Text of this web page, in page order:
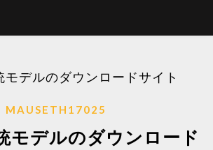
デルのダウンロードサイト
MAUSETH17025
モデルのダウンロード